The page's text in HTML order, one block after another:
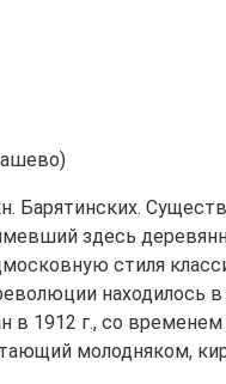
Барятинских.
здесь
стиля
находилось
1912 г., со
молодняком,